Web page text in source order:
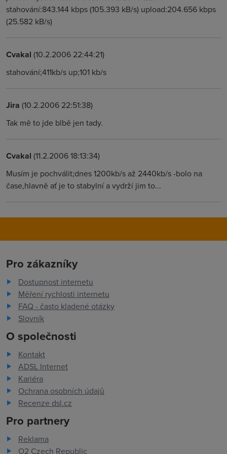
stahování:843.144 kbps (105.393 kB/s) upload:204.656 kbps
(25.582 kB/s)
Cvakal (10.2.2006 22:44:21)
stahování;411kb/s up;101 kb/s
Jira (10.2.2006 22:51:38)
Tak mě to jde blbě jen tady.
Cvakal (11.2.2006 18:13:34)
Musím je pochválit;dnes 1200kb/s až 2440kb/s -bolo na
čase,hlavně ať je to stabylní a vydrží jim to...
Pro zákazníky
Dostupnost internetu
Měření rychlosti internetu
FAQ - často kladené otázky
Slovník
O společnosti
Kontakt
ADSL Internet
Kariéra
Ochrana osobních údajů
Recenze dsl.cz
Pro partnery
Reklama
O2 Czech Republic